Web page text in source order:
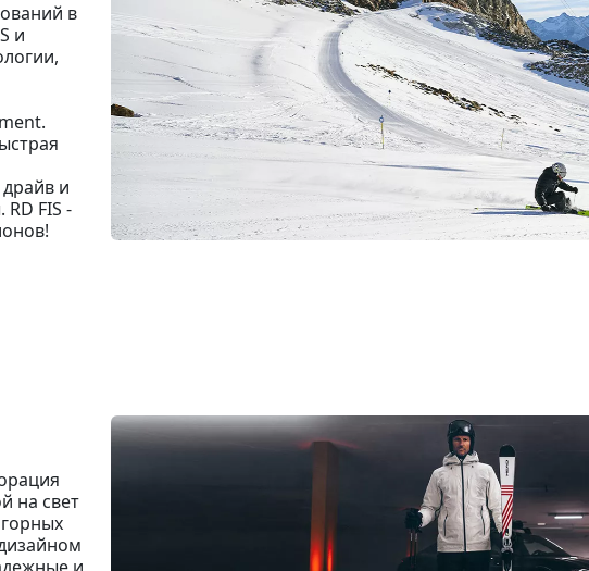
в
и
и
FIS -
на свет